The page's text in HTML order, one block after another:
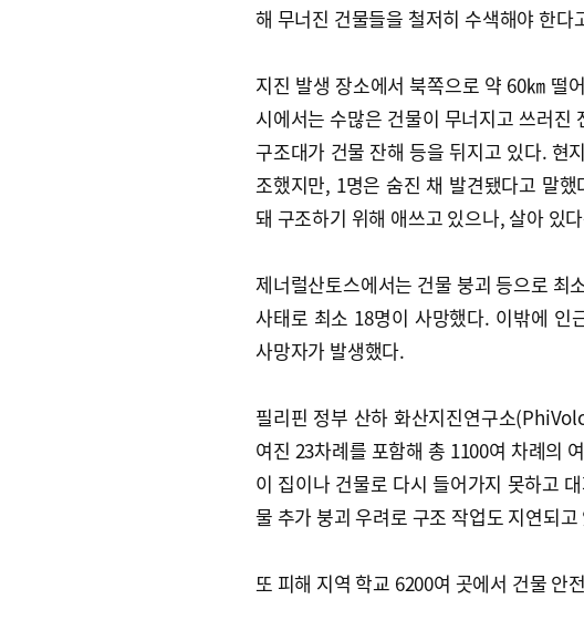
해 무너진 건물들을 철저히 수색해야 한다
지진 발생 장소에서 북쪽으로 약 60㎞ 떨
시에서는 수많은 건물이 무너지고 쓰러진
구조대가 건물 잔해 등을 뒤지고 있다. 현
조했지만, 1명은 숨진 채 발견됐다고 말
돼 구조하기 위해 애쓰고 있으나, 살아 있
제너럴산토스에서는 건물 붕괴 등으로 최
사태로 최소 18명이 사망했다. 이밖에 인
사망자가 발생했다.
필리핀 정부 산하 화산지진연구소
여진 23차례를 포함해 총 1100여 차례의
이 집이나 건물로 다시 들어가지 못하고
물 추가 붕괴 우려로 구조 작업도 지연되고
또 피해 지역 학교 6200여 곳에서 건물 안